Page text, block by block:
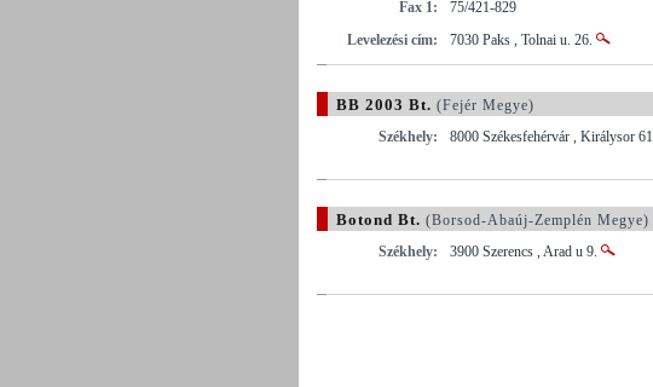
Fax 1:
75/421-829
Levelezési cím:
7030 Paks , Tolnai u. 26.
BB 2003 Bt. (Fejér Megye)
Székhely:
8000 Székesfehérvár , Királysor 61.
Botond Bt. (Borsod-Abaúj-Zemplén Megye)
Székhely:
3900 Szerencs , Arad u 9.